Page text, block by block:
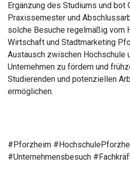
Ergänzung des Studiums und bot
Praxissemester und
solche Besuche regelmäßig vom
Wirtschaft und Stadtmarketing
Austausch zwischen Hochschule
Unternehmen zu fördern und
Studierenden und potenziellen
ermöglichen.
#Pforzheim
#Unternehmensbesuch